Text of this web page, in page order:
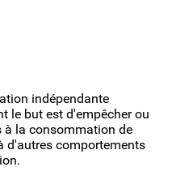
indépendante
le but est d'empêcher ou
à la consommation de
d'autres comportements